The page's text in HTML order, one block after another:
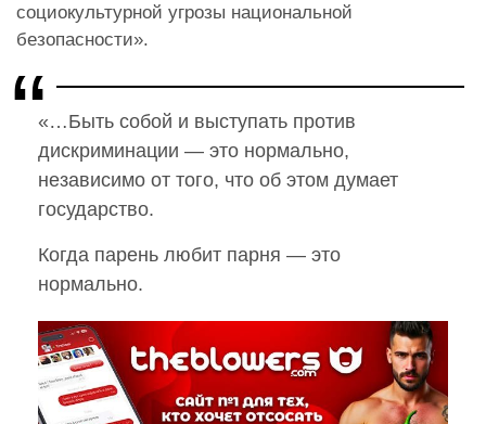
социокультурной угрозы национальной
безопасности».
«…Быть собой и выступать против
дискриминации — это нормально,
независимо от того, что об этом думает
государство.
Когда парень любит парня — это
нормально.